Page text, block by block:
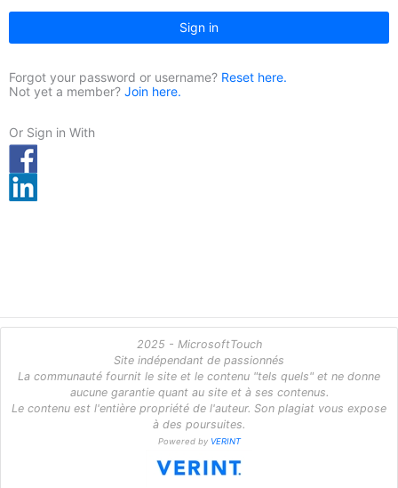
Sign in
Forgot your password or username? Reset here.
Not yet a member? Join here.
Or Sign in With
2025 - MicrosoftTouch
Site indépendant de passionnés
La communauté fournit le site et le contenu "tels quels" et ne donne
aucune garantie quant au site et à ses contenus.
Le contenu est l'entière propriété de l'auteur. Son plagiat vous expose
à des poursuites.
Powered by VERINT